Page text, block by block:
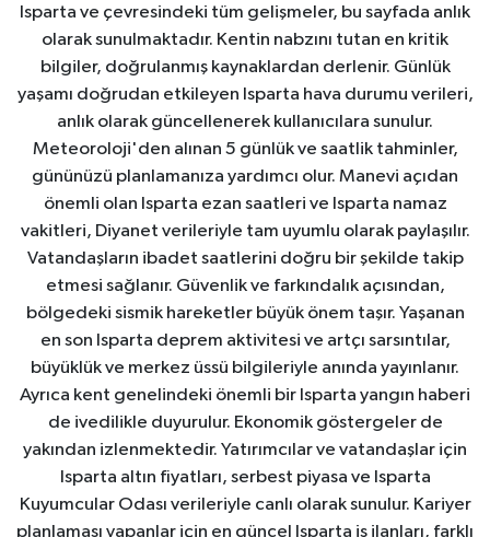
Isparta ve çevresindeki tüm gelişmeler, bu sayfada anlık
olarak sunulmaktadır. Kentin nabzını tutan en kritik
bilgiler, doğrulanmış kaynaklardan derlenir. Günlük
yaşamı doğrudan etkileyen Isparta hava durumu verileri,
anlık olarak güncellenerek kullanıcılara sunulur.
Meteoroloji'den alınan 5 günlük ve saatlik tahminler,
gününüzü planlamanıza yardımcı olur. Manevi açıdan
önemli olan Isparta ezan saatleri ve Isparta namaz
vakitleri, Diyanet verileriyle tam uyumlu olarak paylaşılır.
Vatandaşların ibadet saatlerini doğru bir şekilde takip
etmesi sağlanır. Güvenlik ve farkındalık açısından,
bölgedeki sismik hareketler büyük önem taşır. Yaşanan
en son Isparta deprem aktivitesi ve artçı sarsıntılar,
büyüklük ve merkez üssü bilgileriyle anında yayınlanır.
Ayrıca kent genelindeki önemli bir Isparta yangın haberi
de ivedilikle duyurulur. Ekonomik göstergeler de
yakından izlenmektedir. Yatırımcılar ve vatandaşlar için
Isparta altın fiyatları, serbest piyasa ve Isparta
Kuyumcular Odası verileriyle canlı olarak sunulur. Kariyer
planlaması yapanlar için en güncel Isparta iş ilanları, farklı